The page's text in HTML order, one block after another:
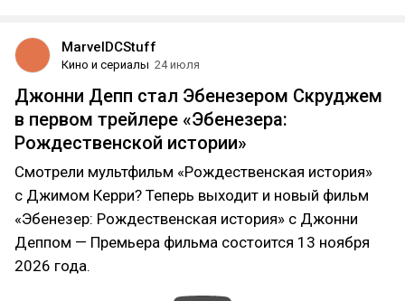
MarvelDCStuff
Кино и сериалы 24 июля
Джонни Депп стал Эбенезером Скруджем
в первом трейлере «Эбенезера:
Рождественской истории»
Смотрели мультфильм «Рождественская история»
с Джимом Керри? Теперь выходит и новый фильм
«Эбенезер: Рождественская история» с Джонни
Деппом — Премьера фильма состоится 13 ноября
2026 года.